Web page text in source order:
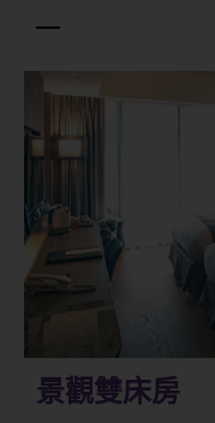
景觀雙床房